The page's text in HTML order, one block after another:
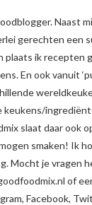
Naast
gerechten een
plaats ik recepten
En ook vanuit
keukens/
slaat daar ook
smaken! Ik
Mocht je vragen
of
Facebook,